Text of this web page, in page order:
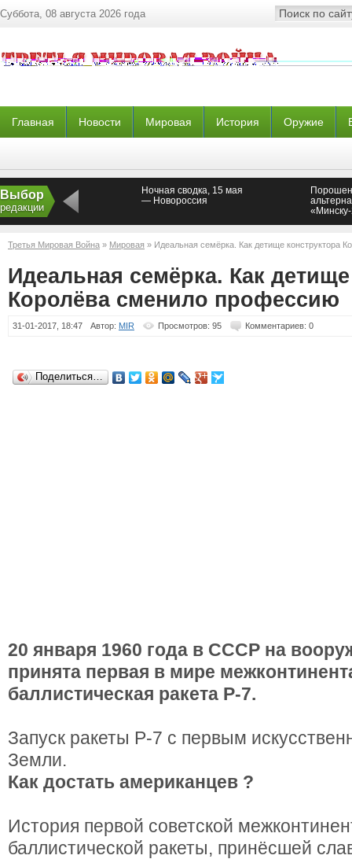
Суббота, 08 августа 2026 года
Главная Новости Мировая История Оружие
Выбор
редакции
Ночная сводка, 15 мая
— Новороссия
Третья Мировая Война » Мировая » Идеальная семёрка. Как детище конструктора
Идеальная семёрка. Как
Королёва сменило профессию
31-01-2017, 18:47 Автор: MIR Просмотров: 95 Комментариев: 0
Поделиться…
20 января 1960 года в СССР на
принята первая в мире
баллистическая ракета Р-7.
Запуск ракеты Р-7 с первым
Земли.
Как достать американцев ?
История первой советской
баллистической ракеты, принёсшей